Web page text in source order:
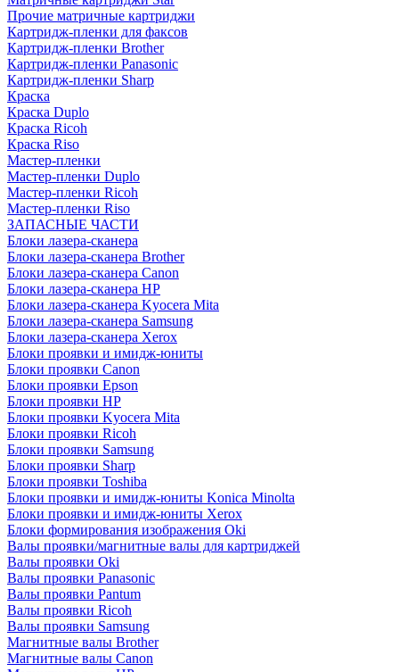
Прочие матричные картриджи
Картридж-пленки для факсов
Картридж-пленки Brother
Картридж-пленки Panasonic
Картридж-пленки Sharp
Краска
Краска Duplo
Краска Ricoh
Краска Riso
Мастер-пленки
Мастер-пленки Duplo
Мастер-пленки Ricoh
Мастер-пленки Riso
ЗАПАСНЫЕ ЧАСТИ
Блоки лазера-сканера
Блоки лазера-сканера Brother
Блоки лазера-сканера Canon
Блоки лазера-сканера HP
Блоки лазера-сканера Kyocera Mita
Блоки лазера-сканера Samsung
Блоки лазера-сканера Xerox
Блоки проявки и имидж-юниты
Блоки проявки Canon
Блоки проявки Epson
Блоки проявки HP
Блоки проявки Kyocera Mita
Блоки проявки Ricoh
Блоки проявки Samsung
Блоки проявки Sharp
Блоки проявки Toshiba
Блоки проявки и имидж-юниты Konica Minolta
Блоки проявки и имидж-юниты Xerox
Блоки формирования изображения Oki
Валы проявки/магнитные валы для картриджей
Валы проявки Oki
Валы проявки Panasonic
Валы проявки Pantum
Валы проявки Ricoh
Валы проявки Samsung
Магнитные валы Brother
Магнитные валы Canon